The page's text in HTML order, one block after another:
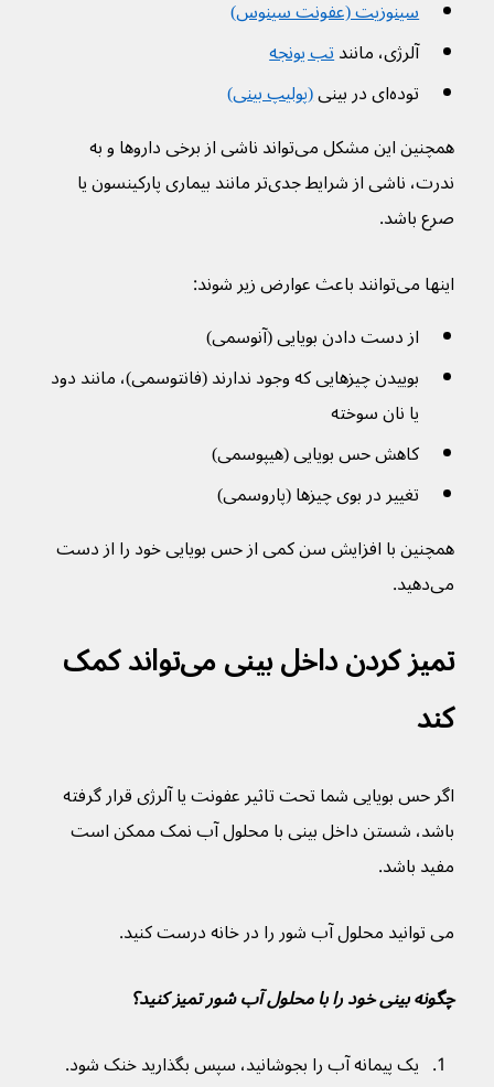
سینوزیت (عفونت سینوس)
آلرژی، مانند تب یونجه
توده‌ای در بینی
(پولیپ بینی)
همچنین این مشکل می‌تواند ناشی از برخی داروها و به
ندرت، ناشی از شرایط جدی‌تر مانند بیماری پارکینسون یا
صرع باشد.
اینها می‌توانند باعث عوارض زیر شوند:
از دست دادن بویایی (آنوسمی)
بوییدن چیزهایی که وجود ندارند (فانتوسمی)، مانند دود
یا نان سوخته
کاهش حس بویایی (هیپوسمی)
تغییر در بوی چیزها (پاروسمی)
همچنین با افزایش سن کمی از حس بویایی خود را از دست
می‌دهید.
تمیز کردن داخل بینی می‌تواند کمک
کند
اگر حس بویایی شما تحت تاثیر عفونت یا آلرژی قرار گرفته
باشد، شستن داخل بینی با محلول آب نمک ممکن است
مفید باشد.
می توانید محلول آب شور را در خانه درست کنید.
چگونه بینی خود را با محلول آب شور تمیز کنید؟
یک پیمانه آب را بجوشانید، سپس بگذارید خنک شود.